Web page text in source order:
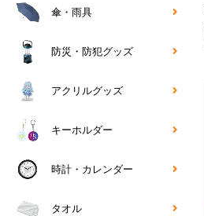
傘・雨具
防災・防犯グッズ
アクリルグッズ
キーホルダー
時計・カレンダー
タオル